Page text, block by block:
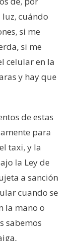
cuándo
si me
si me
celular en la
y hay que
de estas
para
taxi, y la
la Ley de
a sanción
cuando se
la mano o
sabemos